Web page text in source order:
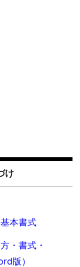
け
本書式
・書式・
版）